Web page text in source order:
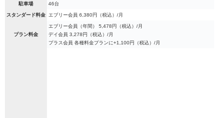
駐車場 46台
スタンダード料金 エブリー会員 6,380円（税込）/月
プラン料金
エブリー会員（年間） 5,478円（税込）/月
デイ会員 3,278円（税込）/月
プラス会員 各種料金プランに+1,100円（税込）/月